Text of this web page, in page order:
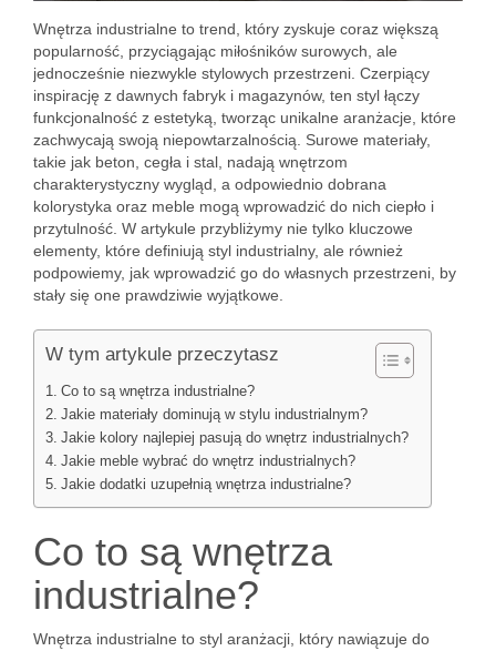
Wnętrza industrialne to trend, który zyskuje coraz większą
popularność, przyciągając miłośników surowych, ale
jednocześnie niezwykle stylowych przestrzeni. Czerpiący
inspirację z dawnych fabryk i magazynów, ten styl łączy
funkcjonalność z estetyką, tworząc unikalne aranżacje, które
zachwycają swoją niepowtarzalnością. Surowe materiały,
takie jak beton, cegła i stal, nadają wnętrzom
charakterystyczny wygląd, a odpowiednio dobrana
kolorystyka oraz meble mogą wprowadzić do nich ciepło i
przytulność. W artykule przybliżymy nie tylko kluczowe
elementy, które definiują styl industrialny, ale również
podpowiemy, jak wprowadzić go do własnych przestrzeni, by
stały się one prawdziwie wyjątkowe.
W tym artykule przeczytasz
Co to są wnętrza industrialne?
Jakie materiały dominują w stylu industrialnym?
Jakie kolory najlepiej pasują do wnętrz industrialnych?
Jakie meble wybrać do wnętrz industrialnych?
Jakie dodatki uzupełnią wnętrza industrialne?
Co to są wnętrza
industrialne?
Wnętrza industrialne to styl aranżacji, który nawiązuje do